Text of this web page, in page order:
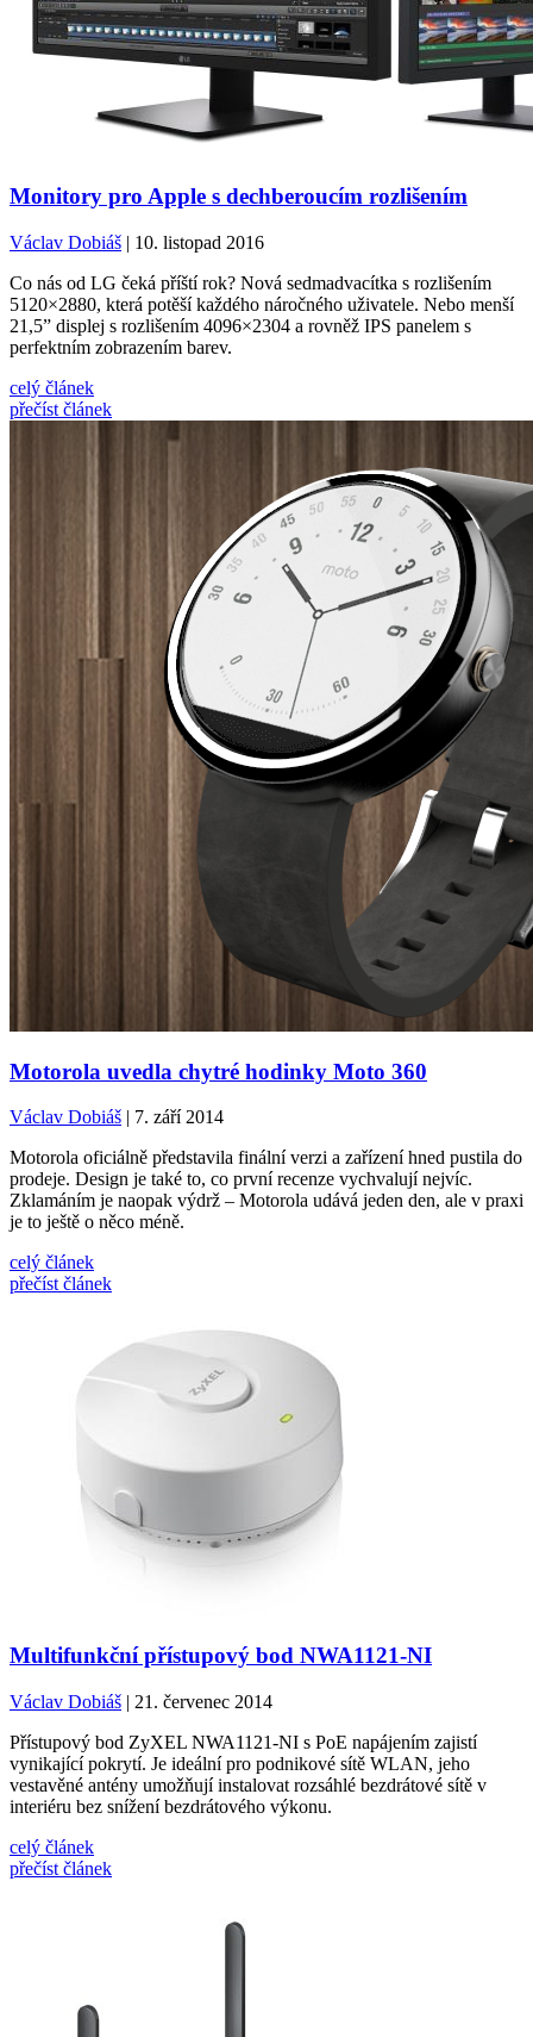
Monitory pro Apple s dechberoucím rozlišením
Václav Dobiáš | 10. listopad 2016
Co nás od LG čeká příští rok? Nová sedmadvacítka s rozlišením
5120×2880, která potěší každého náročného uživatele. Nebo menší
21,5” displej s rozlišením 4096×2304 a rovněž IPS panelem s
perfektním zobrazením barev.
celý článek
přečíst článek
Motorola uvedla chytré hodinky Moto 360
Václav Dobiáš | 7. září 2014
Motorola oficiálně představila finální verzi a zařízení hned pustila do
prodeje. Design je také to, co první recenze vychvalují nejvíc.
Zklamáním je naopak výdrž – Motorola udává jeden den, ale v praxi
je to ještě o něco méně.
celý článek
přečíst článek
Multifunkční přístupový bod NWA1121-NI
Václav Dobiáš | 21. červenec 2014
Přístupový bod ZyXEL NWA1121-NI s PoE napájením zajistí
vynikající pokrytí. Je ideální pro podnikové sítě WLAN, jeho
vestavěné antény umožňují instalovat rozsáhlé bezdrátové sítě v
interiéru bez snížení bezdrátového výkonu.
celý článek
přečíst článek